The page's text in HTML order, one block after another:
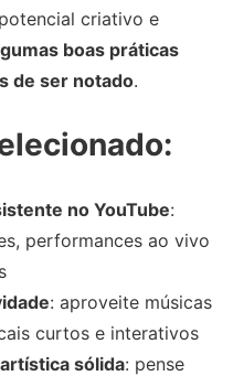
criativo e
boas práticas
de ser notado.
no YouTube:
performances ao vivo
: aproveite músicas
curtos e interativos
sólida: pense